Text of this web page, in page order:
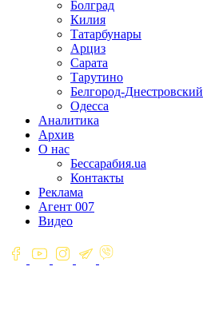
Болград
Килия
Татарбунары
Арциз
Сарата
Тарутино
Белгород-Днестровский
Одесса
Аналитика
Архив
О нас
Бессарабия.ua
Контакты
Реклама
Агент 007
Видео